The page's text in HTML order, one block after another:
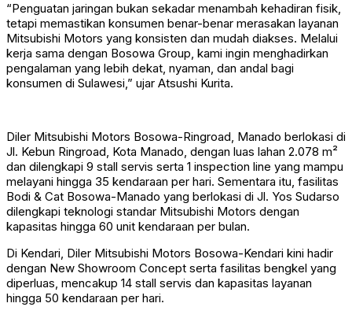
“Penguatan jaringan bukan sekadar menambah kehadiran fisik,
tetapi memastikan konsumen benar-benar merasakan layanan
Mitsubishi Motors yang konsisten dan mudah diakses. Melalui
kerja sama dengan Bosowa Group, kami ingin menghadirkan
pengalaman yang lebih dekat, nyaman, dan andal bagi
konsumen di Sulawesi,” ujar Atsushi Kurita.
Diler Mitsubishi Motors Bosowa-Ringroad, Manado berlokasi di
Jl. Kebun Ringroad, Kota Manado, dengan luas lahan 2.078 m²
dan dilengkapi 9 stall servis serta 1 inspection line yang mampu
melayani hingga 35 kendaraan per hari. Sementara itu, fasilitas
Bodi & Cat Bosowa-Manado yang berlokasi di Jl. Yos Sudarso
dilengkapi teknologi standar Mitsubishi Motors dengan
kapasitas hingga 60 unit kendaraan per bulan.
Di Kendari, Diler Mitsubishi Motors Bosowa-Kendari kini hadir
dengan New Showroom Concept serta fasilitas bengkel yang
diperluas, mencakup 14 stall servis dan kapasitas layanan
hingga 50 kendaraan per hari.